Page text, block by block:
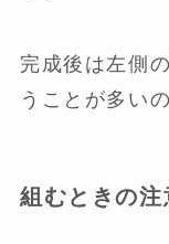
完成後は左側
うことが多い
組むときの注